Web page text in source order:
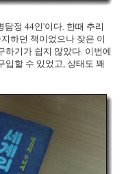
정 44인'이다. 한때 추리
하던 책이었으나 잦은 이
하기가 쉽지 않았다. 이번에
입할 수 있었고, 상태도 꽤